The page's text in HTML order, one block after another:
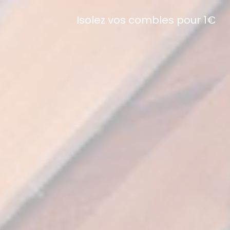
Isolez vos combles pour 1€